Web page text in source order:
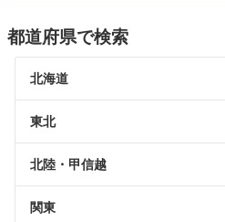
都道府県で検索
北海道
東北
北陸・甲信越
関東